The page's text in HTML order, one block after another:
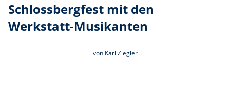
Schlossbergfest mit den
Werkstatt-Musikanten
von Karl Ziegler